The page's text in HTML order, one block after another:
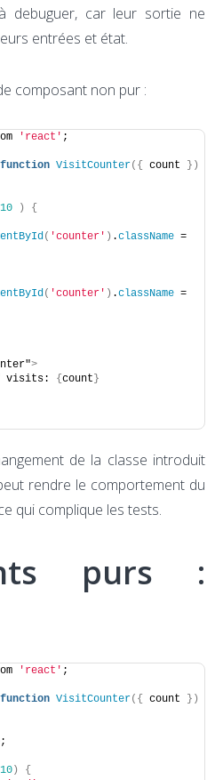
debuguer, car leur sortie ne
entrées et état.
composant non pur :
'react' ;
function VisitCounter( { count } )
10 ) {
( 'counter' ) .className
( 'counter' ) .className
>
visits:
{ count }
de la classe introduit
rendre le comportement du
qui complique les tests.
purs :
'react' ;
function VisitCounter( { count } )
10 )
{